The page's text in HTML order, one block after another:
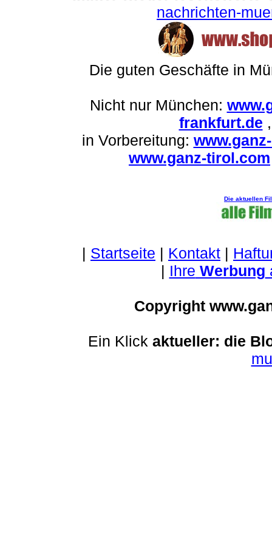
nachrichten-
Die guten Geschäfte in
Nicht nur München:
frankfurt.de
in Vorbereitung:
www.ganz-tirol.com
Die aktuellen
| Startseite | Kontakt |
| Ihre Werbung
Copyright
Ein Klick aktueller: die